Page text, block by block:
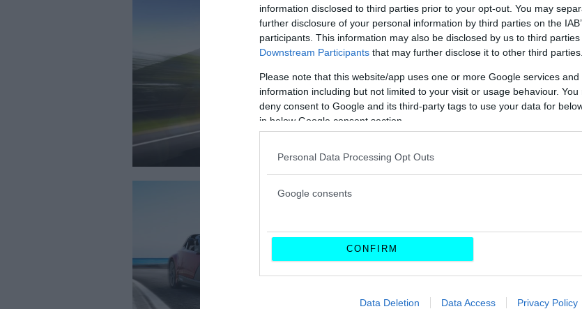
information disclosed to third parties prior to your opt-out. You may
further disclosure of your personal information by third parties on the
participants. This information may also be disclosed by us to third
Downstream Participants that may further disclose it to other third parties.
Please note that this website/app uses one or more Google services
information including but not limited to your visit or usage behaviour.
deny consent to Google and its third-party tags to use your data for
in below Google consent section.
Personal Data Processing Opt Outs
Google consents
CONFIRM
Data Deletion Data Access Privacy Policy
NEW MOBILITY
Το όχημα που
κάνεις πετάλι
μέχρι τα 120
χλμ./ώρα -Ποιος
Oι Γερμανοί θα
μας βάλουν να
κάνουμε πετάλι –
φέρουν στα